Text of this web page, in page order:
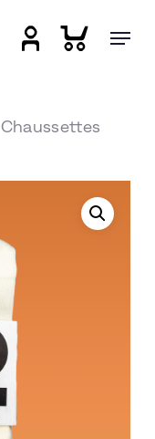
account Menu
Chaussettes